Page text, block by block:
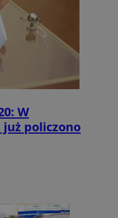
W
już policzono